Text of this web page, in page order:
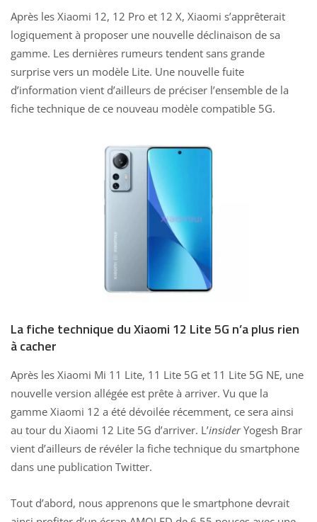
Après les Xiaomi 12, 12 Pro et 12 X, Xiaomi s’apprêterait
logiquement à proposer une nouvelle déclinaison de sa
gamme. Les dernières rumeurs tendent sans grande
surprise vers un modèle Lite. Une nouvelle fuite
d’information vient d’ailleurs de préciser l’ensemble de la
fiche technique de ce nouveau modèle compatible 5G.
La fiche technique du Xiaomi 12 Lite 5G n’a plus rien
à cacher
Après les Xiaomi Mi 11 Lite, 11 Lite 5G et 11 Lite 5G NE, une
nouvelle version allégée est prête à arriver. Vu que la
gamme Xiaomi 12 a été dévoilée récemment, ce sera ainsi
au tour du Xiaomi 12 Lite 5G d’arriver. L’insiderYogesh Brar
vient d’ailleurs de révéler la fiche technique du smartphone
dans une publication Twitter.
Tout d’abord, nous apprenons que le smartphone devrait